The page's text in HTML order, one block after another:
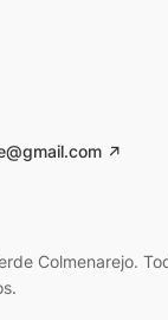
Colmenarejo.